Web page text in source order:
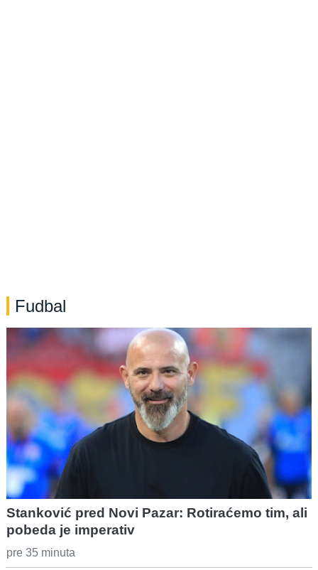
Fudbal
Stanković pred Novi Pazar: Rotiraćemo tim, ali
pobeda je imperativ
pre 35 minuta